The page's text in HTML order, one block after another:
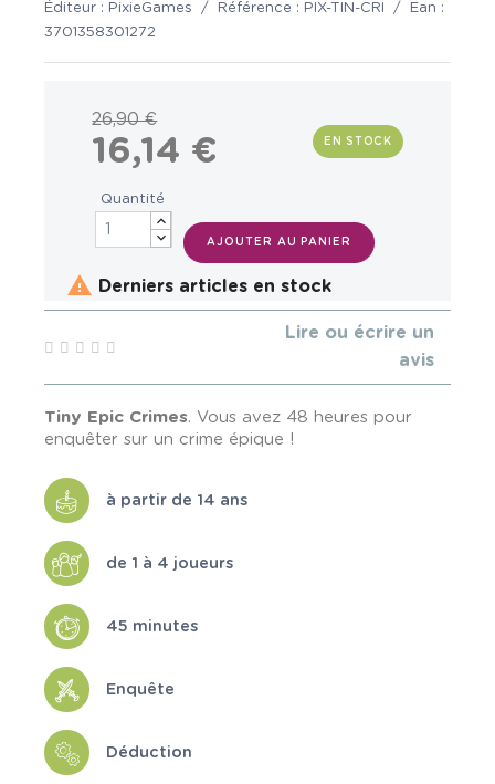
Éditeur : PixieGames / Référence : PIX-TIN-CRI /
Ean :
3701358301272
26,90 €
16,14 € EN STOCK
Quantité
AJOUTER AU PANIER
 Derniers articles en stock
Lire ou écrire un
avis
Tiny Epic Crimes. Vous avez 48 heures pour
enquêter sur un crime épique !
à partir de 14 ans
de 1 à 4 joueurs
45 minutes
Enquête
Déduction